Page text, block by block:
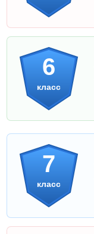
6
класс
7
класс